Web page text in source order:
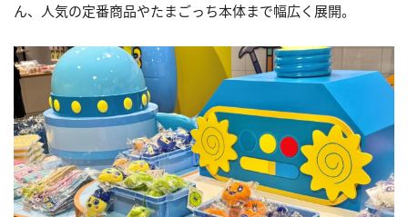
ん、人気の定番商品やたまごっち本体まで幅広く展開。